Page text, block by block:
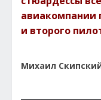
авиакомпании
и второго
Михаил